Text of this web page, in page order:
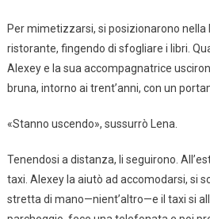
Per mimetizzarsi, si posizionarono nella
ristorante, fingendo di sfogliare i libri.
Alexey e la sua accompagnatrice
bruna, intorno ai trent’anni, con un
«Stanno uscendo», sussurrò Lena.
Tenendosi a distanza, li seguirono.
taxi. Alexey la aiutò ad accomodarsi, si
stretta di mano—nient’altro—e il taxi si